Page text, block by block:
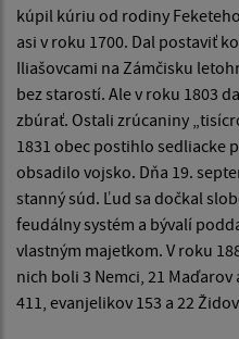
kúpil kúriu od rodiny
asi v roku 1700. Dal postaviť
Iliašovcami na Zámčisku
bez starostí. Ale v roku 1803
zbúrať. Ostali zrúcaniny
1831 obec postihlo sedliacke
obsadilo vojsko. Dňa 19.
stanný súd. Ľud sa dočkal
feudálny systém a bývalí
vlastným majetkom. V roku
nich boli 3 Nemci, 21
411, evanjelikov 153 a 22